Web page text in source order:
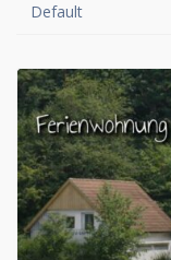
Default